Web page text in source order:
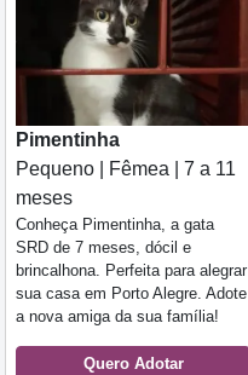
Pimentinha
Pequeno | Fêmea | 7 a 11
meses
Conheça Pimentinha, a gata
SRD de 7 meses, dócil e
brincalhona. Perfeita para alegrar
sua casa em Porto Alegre. Adote
a nova amiga da sua família!
Quero Adotar